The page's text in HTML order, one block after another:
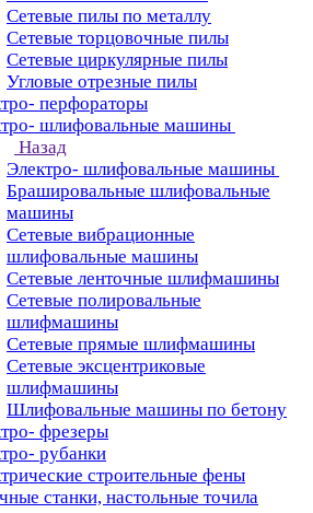
Сетевые пилы по металлу
Сетевые торцовочные пилы
Сетевые циркулярные пилы
Угловые отрезные пилы
перфораторы
шлифовальные машины
Назад
Электро- шлифовальные машины
Брашировальные шлифовальные
машины
Сетевые вибрационные
шлифовальные машины
Сетевые ленточные шлифмашины
Сетевые полировальные
шлифмашины
Сетевые прямые шлифмашины
Сетевые эксцентриковые
шлифмашины
Шлифовальные машины по бетону
фрезеры
рубанки
строительные фены
станки, настольные точила